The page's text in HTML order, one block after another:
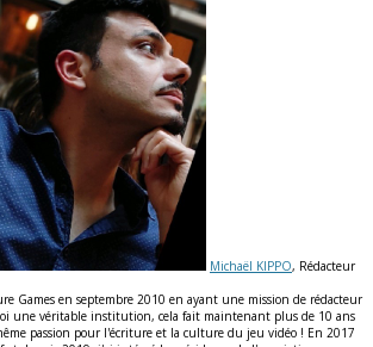
Michaël KIPPO, Rédacteur
Games en septembre 2010 en ayant une mission de rédacteur
une véritable institution, cela fait maintenant plus de 10 ans
passion pour l'écriture et la culture du jeu vidéo ! En 2017